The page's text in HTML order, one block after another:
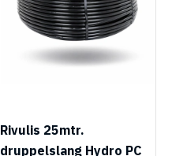
Rivulis 25mtr.
druppelslang Hydro PC